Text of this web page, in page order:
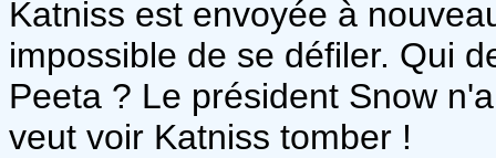
Katniss est envoyée à
impossible de se défiler. Qui
Peeta ? Le président Snow
veut voir Katniss tomber !